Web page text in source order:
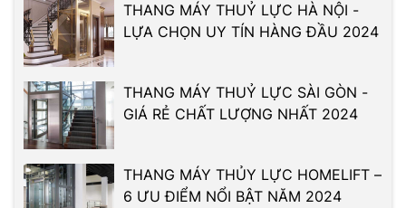
THANG MÁY THUỶ LỰC HÀ NỘI -
LỰA CHỌN UY TÍN HÀNG ĐẦU 2024
THANG MÁY THUỶ LỰC SÀI GÒN -
GIÁ RẺ CHẤT LƯỢNG NHẤT 2024
THANG MÁY THỦY LỰC HOMELIFT –
6 ƯU ĐIỂM NỔI BẬT NĂM 2024